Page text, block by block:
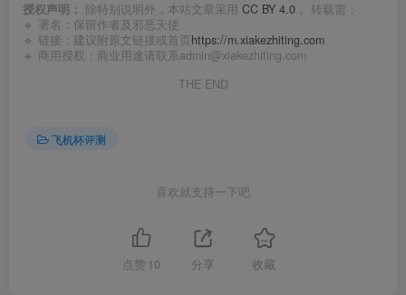
授权声明： 除特别说明外，本站文章采用 CC BY 4.0 ， 转载需：
🔹 署名：保留作者及 邪恶天使
🔹 链接：建议附原文链接或首页https://m.xiakezhiting.com
🔹 商用授权：商业用途请联系admin@xiakezhiting.com
THE END
飞机杯评测
喜欢就支持一下吧
点赞 10 分享 收藏